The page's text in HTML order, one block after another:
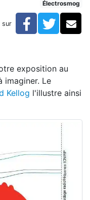
micro-
Électrosmog
sur Facebook
exposition au
imaginer. Le
Kellog l'illustre ainsi